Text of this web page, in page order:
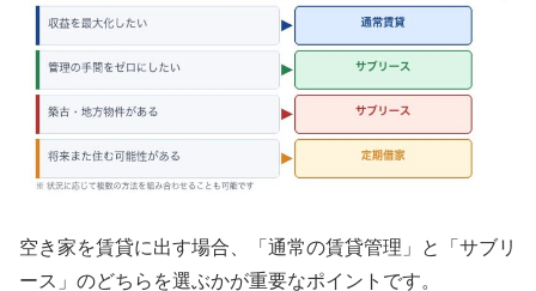
空き家を賃貸に出す場合、「通常の賃貸管理」と「サブリ
ース」のどちらを選ぶかが重要なポイントです。